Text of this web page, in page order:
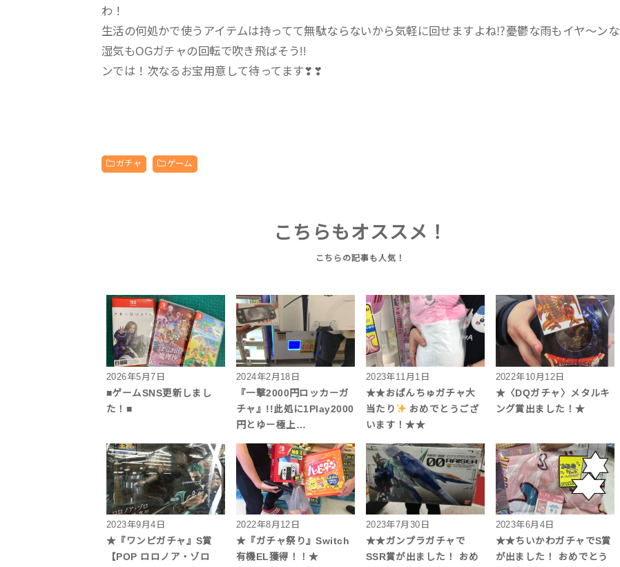
わ！
生活の何処かで使うアイテムは持ってて無駄ならないから気軽に回せますよね⁉憂鬱な雨もイヤ～ンな
湿気もOGガチャの回転で吹き飛ばそう!!
ンでは！次なるお宝用意して待ってます❣❣
ガチャ ゲーム
こちらもオススメ！
2026年5月7日
■ゲームSNS更新しまし
た！■
2024年2月18日
『一撃2000円ロッカーガ
チャ』!!此処に1Play2000
円とゆー極上…
2023年11月1日
★★おぱんちゅガチャ大
当たり
おめでとうござ
います！★★
2022年10月12日
★〈DQガチャ〉メタルキ
ング賞出ました！★
2023年9月4日
★『ワンピガチャ』S賞
【POP ロロノア・ゾロ
2022年8月12日
★『ガチャ祭り』Switch
有機EL獲得！！★
2023年7月30日
★★ガンプラガチャで
SSR賞が出ました！ おめ
2023年6月4日
★★ちいかわガチャでS賞
が出ました！ おめでとう